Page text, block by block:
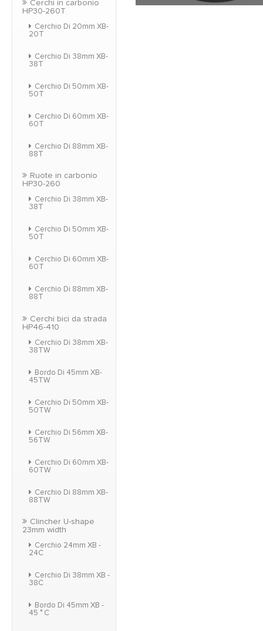
Cerchi in carbonio
HP30-260T
Cerchio Di 20mm XB-
20T
Cerchio Di 38mm XB-
38T
Cerchio Di 50mm XB-
50T
Cerchio Di 60mm XB-
60T
Cerchio Di 88mm XB-
88T
Ruote in carbonio
HP30-260
Cerchio Di 38mm XB-
38T
Cerchio Di 50mm XB-
50T
Cerchio Di 60mm XB-
60T
Cerchio Di 88mm XB-
88T
Cerchi bici da strada
HP46-410
Cerchio Di 38mm XB-
38TW
Bordo Di 45mm XB-
45TW
Cerchio Di 50mm XB-
50TW
Cerchio Di 56mm XB-
56TW
Cerchio Di 60mm XB-
60TW
Cerchio Di 88mm XB-
88TW
Clincher U-shape
23mm width
Cerchio 24mm XB -
24C
Cerchio Di 38mm XB -
38C
Bordo Di 45mm XB -
45 ° C